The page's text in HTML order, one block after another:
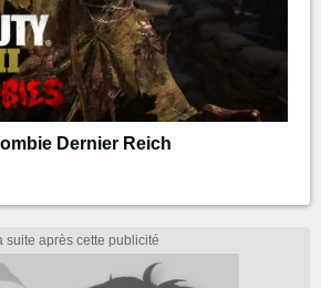
Dernier Reich